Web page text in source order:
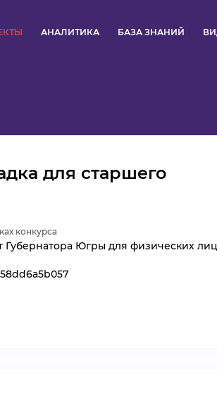
АНАЛИТИКА БАЗА ЗНАНИЙ
для старшего
конкурса
Губернатора Югры для физических